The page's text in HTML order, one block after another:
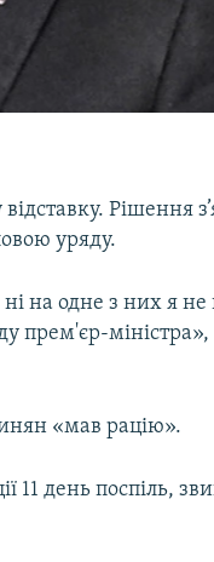
Рішення
уряду.
на одне з них я не
прем'єр-міністра»,
«мав рацію».
11 день поспіль,